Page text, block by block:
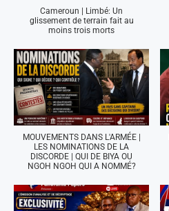
Cameroun | Limbé: Un
glissement de terrain fait au
moins trois morts
MOUVEMENTS DANS L'ARMÉE |
LES NOMINATIONS DE LA
DISCORDE | QUI DE BIYA OU
NGOH NGOH QUI A NOMMÉ?